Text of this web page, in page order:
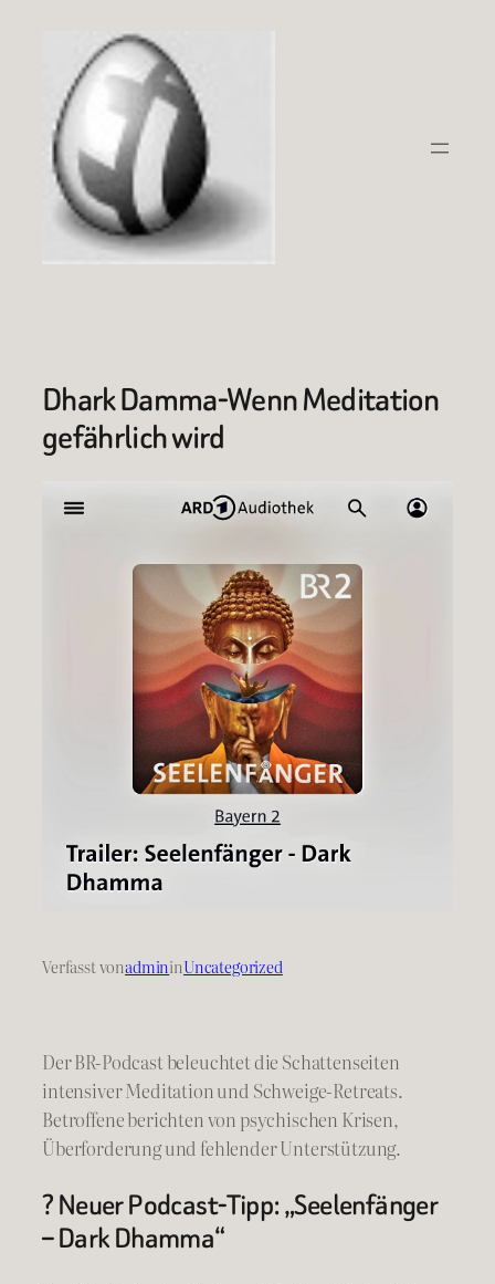
springen
Dhark Damma-Wenn Meditation
gefährlich wird
Verfasst vonadmininUncategorized
Der BR-Podcast beleuchtet die Schattenseiten
intensiver Meditation und Schweige-Retreats.
Betroffene berichten von psychischen Krisen,
Überforderung und fehlender Unterstützung.
? Neuer Podcast-Tipp: „Seelenfänger
– Dark Dhamma“